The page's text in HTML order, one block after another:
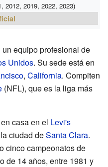
2012, 2019, 2022, 2023)
un equipo profesional de
Unidos. Su sede está en
, California. Compiten
(NFL), que es la liga más
casa en el Levi's
ciudad deSanta Clara.
cinco campeonatos de
de 14 años, entre 1981 y